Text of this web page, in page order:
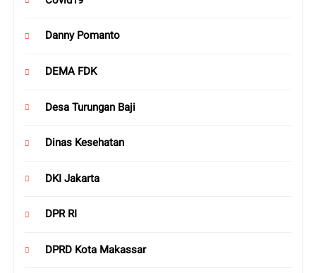
Danny Pomanto
DEMA FDK
Desa Turungan Baji
Dinas Kesehatan
DKI Jakarta
DPR RI
DPRD Kota Makassar